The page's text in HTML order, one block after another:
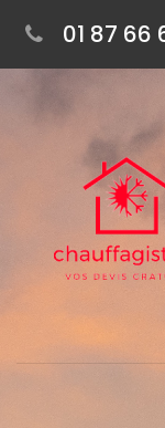
01 87 66